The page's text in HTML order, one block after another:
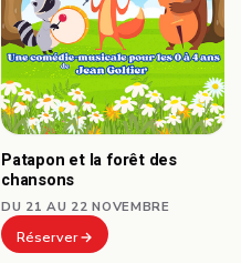
Patapon et la forêt des
chansons
DU 21 AU 22 NOVEMBRE
Réserver